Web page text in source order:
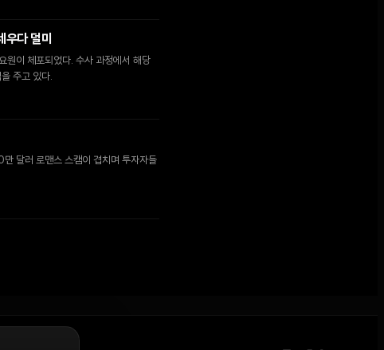
다 덜미
이 체포되었다. 수사 과정에서 해당
주고 있다.
달러 로맨스 스캠이 겹치며 투자자들